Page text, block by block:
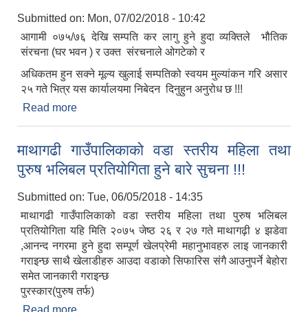
Submitted on: Mon, 07/02/2018 - 10:42
आगामी ०७५/७६ देखि सम्पति कर लागु हुने हुदा व्यक्तिले भौतिक
संरचना (घर भवन ) र उक्त संरचनाले ओगटेको र
अधिकतम हुन सक्ने मूल्य खुलाई सम्पतिको स्वयम मुल्यांकन गरि असार
२५ गते भित्र यस कार्यालयमा निबेदन दिनुहुन अनुरोध छ !!!
Read more
माथागढी गाउँपालिकाको वडा स्तरीय महिला तथा
पुरुष भलिबल प्रतियोगिता हुने बारे सुचना !!!
Submitted on: Tue, 06/05/2018 - 14:35
माथागढी गाउँपालिकाको वडा स्तरीय महिला तथा पुरुष भलिबल
प्रतियोगिता यहि मिति २०७५ जेष्ठ २६ र २७ गते माथागढ़ी ४ झडेवा
,आनन्द नगरमा हुने हुदा सम्पूर्ण खेलप्रेमी महानुभावहरु लाइ जानकारी
गराइन्छ साथै खेलाडीहरु आउदा वडाको सिफारिस संगै आउनुपर्ने बेहोरा
समेत जानकारी गराइन्छ
पुरस्कार(पुरुष तर्फ)
Read more